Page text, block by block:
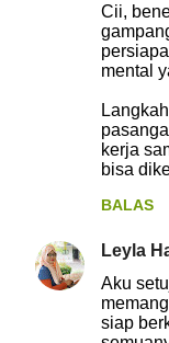
Cii,
mental
kerja
bisa
BALAS
Leyla
Aku
siap